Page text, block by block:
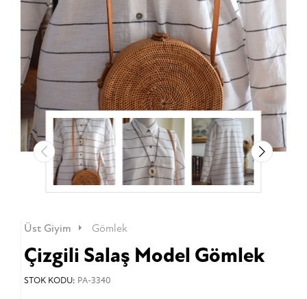
Üst Giyim Gömlek
Çizgili Salaş Model Gömlek
STOK KODU: PA-3340